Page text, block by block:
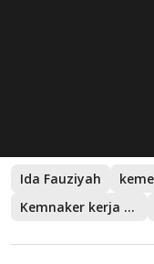
Ida Fauziyah
Kemnaker kerja Sama dengan CamCom Group